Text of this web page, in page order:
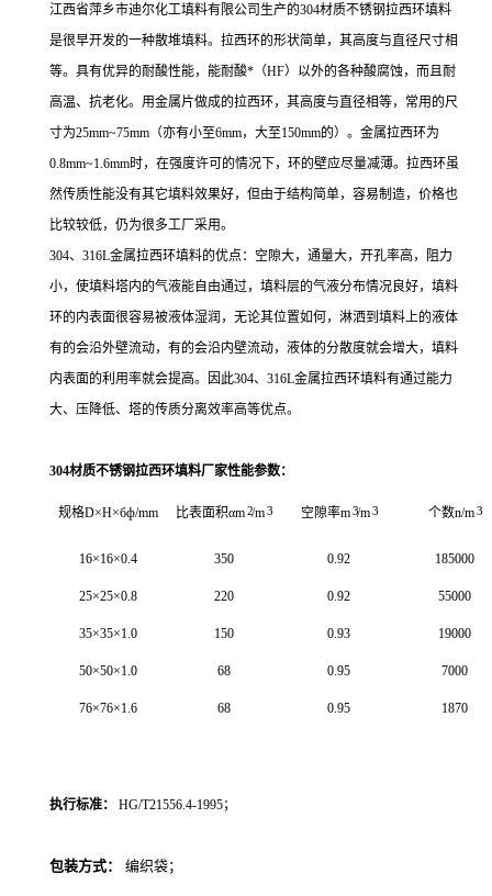
江西省萍乡市迪尔化工填料有限公司生产的304材质不锈钢拉西环填料
是很早开发的一种散堆填料。拉西环的形状简单，其高度与直径尺寸相
等。具有优异的耐酸性能，能耐酸*（HF）以外的各种酸腐蚀，而且耐
高温、抗老化。用金属片做成的拉西环，其高度与直径相等，常用的尺
寸为25mm~75mm（亦有小至6mm，大至150mm的）。金属拉西环为
0.8mm~1.6mm时，在强度许可的情况下，环的壁应尽量减薄。拉西环虽
然传质性能没有其它填料效果好，但由于结构简单，容易制造，价格也
比较较低，仍为很多工厂采用。
304、316L金属拉西环填料的优点： 空隙大，通量大， 开孔率高，阻力
小，使填料塔内的气液能自由通过，填料层的气液分布情况良好，填料
环的内表面很容易被液体湿润，无论其位置如何，淋洒到填料上的液体
有的会沿外壁流动，有的会沿内壁流动，液体的分散度就会增大，填料
内表面的利用率就会提高。因此304、316L金属拉西环填料有通过能力
大、压降低、塔的传质分离效率高等优点。
304材质不锈钢拉西环填料厂家性能参数：
规格D×H×бф/mm 比表面积αm2/m3 空隙率m3/m3 个数n/m3
16×16×0.4 350 0.92 185000
25×25×0.8 220 0.92 55000
35×35×1.0 150 0.93 19000
50×50×1.0 68 0.95 7000
76×76×1.6 68 0.95 1870
执行标准： HG/T21556.4-1995；
包装方式： 编织袋；